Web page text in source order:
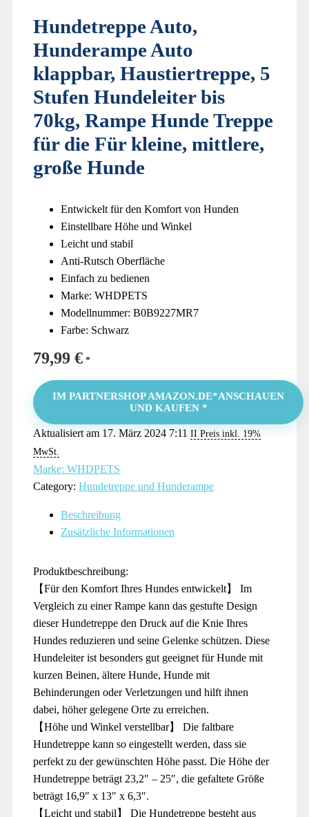
Hundetreppe Auto,
Hunderampe Auto
klappbar, Haustiertreppe, 5
Stufen Hundeleiter bis
70kg, Rampe Hunde Treppe
für die Für kleine, mittlere,
große Hunde
Entwickelt für den Komfort von Hunden
Einstellbare Höhe und Winkel
Leicht und stabil
Anti-Rutsch Oberfläche
Einfach zu bedienen
Marke: WHDPETS
Modellnummer: B0B9227MR7
Farbe: Schwarz
79,99 €
IM PARTNERSHOP AMAZON.DE*ANSCHAUEN
UND KAUFEN *
Aktualisiert am 17. März 2024 7:11 II Preis inkl. 19%
MwSt.
Marke: WHDPETS
Category: Hundetreppe und Hunderampe
Beschreibung
Zusätzliche Informationen
Produktbeschreibung:
【Für den Komfort Ihres Hundes entwickelt】 Im
Vergleich zu einer Rampe kann das gestufte Design
dieser Hundetreppe den Druck auf die Knie Ihres
Hundes reduzieren und seine Gelenke schützen. Diese
Hundeleiter ist besonders gut geeignet für Hunde mit
kurzen Beinen, ältere Hunde, Hunde mit
Behinderungen oder Verletzungen und hilft ihnen
dabei, höher gelegene Orte zu erreichen.
【Höhe und Winkel verstellbar】 Die faltbare
Hundetreppe kann so eingestellt werden, dass sie
perfekt zu der gewünschten Höhe passt. Die Höhe der
Hundetreppe beträgt 23,2″ – 25″, die gefaltete Größe
beträgt 16,9″ x 13″ x 6,3″.
【Leicht und stabil】 Die Hundetreppe besteht aus